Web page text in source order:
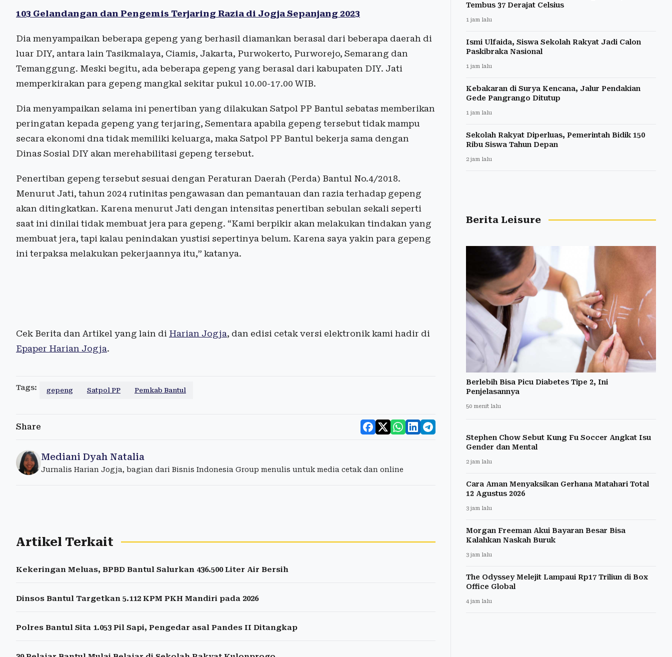
103 Gelandangan dan Pengemis Terjaring Razia di Jogja Sepanjang 2023
Dia menyampaikan beberapa gepeng yang berhasil diamankan berasal dari beberapa daerah di
luar DIY, antara lain Tasikmalaya, Ciamis, Jakarta, Purwokerto, Purworejo, Semarang dan
Temanggung. Meski begitu, ada beberapa gepeng yang berasal dari kabupaten DIY. Jati
memperkirakan para gepeng mangkal sekitar pukul 10.00-17.00 WIB.
Dia menyampaikan selama ini penertiban yang dilakukan Satpol PP Bantul sebatas memberikan
peringatan kepada gepeng yang terjaring, Sementara apabila gepeng tersebut tidak mampu
secara ekonomi dna tidak memiliki keluarga, maka Satpol PP Bantul bekerja sama dengan
Dinas Sosial DIY akan merehabilitasi gepeng tersebut.
Penertiban gepeng tersebut sesuai dengan Peraturan Daerah (Perda) Bantul No.4/2018.
Menurut Jati, tahun 2024 rutinitas pengawasan dan pemantauan dan razia terhadap gepeng
akan ditingkatkan. Karena menurut Jati dengan intensitas penertiban sebulan sekali seperti
saat ini dinilai tidak membuat jera para gepeng. “Kami berpikir akan melakukan tindakan yang
membuat jera, tapi kalau penindakan yustisi sepertinya belum. Karena saya yakin para gepeng
ini terpaksa melakukan pekerjaannya itu,” katanya.
Cek Berita dan Artikel yang lain di Harian Jogja, dan edisi cetak versi elektronik kami hadir di
Epaper Harian Jogja.
Tags: gepeng Satpol PP Pemkab Bantul
Share
Mediani Dyah Natalia
Jurnalis Harian Jogja, bagian dari Bisnis Indonesia Group menulis untuk media cetak dan online
Artikel Terkait
Kekeringan Meluas, BPBD Bantul Salurkan 436.500 Liter Air Bersih
Dinsos Bantul Targetkan 5.112 KPM PKH Mandiri pada 2026
Polres Bantul Sita 1.053 Pil Sapi, Pengedar asal Pandes II Ditangkap
Tembus 37 Derajat Celsius
1 jam lalu
Ismi Ulfaida, Siswa Sekolah Rakyat Jadi Calon
Paskibraka Nasional
1 jam lalu
Kebakaran di Surya Kencana, Jalur Pendakian
Gede Pangrango Ditutup
1 jam lalu
Sekolah Rakyat Diperluas, Pemerintah Bidik 150
Ribu Siswa Tahun Depan
2 jam lalu
Berita Leisure
Berlebih Bisa Picu Diabetes Tipe 2, Ini
Penjelasannya
50 menit lalu
Stephen Chow Sebut Kung Fu Soccer Angkat Isu
Gender dan Mental
2 jam lalu
Cara Aman Menyaksikan Gerhana Matahari Total
12 Agustus 2026
3 jam lalu
Morgan Freeman Akui Bayaran Besar Bisa
Kalahkan Naskah Buruk
3 jam lalu
The Odyssey Melejit Lampaui Rp17 Triliun di Box
Office Global
4 jam lalu